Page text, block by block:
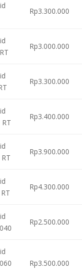
Rp3.300.000
Rp3.000.000
Rp3.300.000
Rp3.400.000
Rp3.900.000
Rp4.300.000
Rp2.500.000
Rp3.500.000